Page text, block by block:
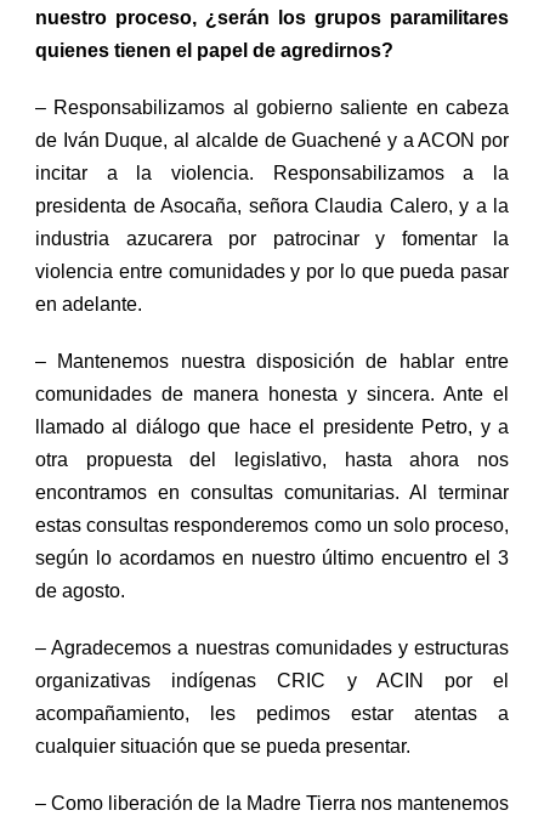
nuestro proceso, ¿serán los grupos paramilitares
quienes tienen el papel de agredirnos?
– Responsabilizamos al gobierno saliente en cabeza
de I ván Duque, al alcalde de Guachené y a ACON por
incitar a la violencia. Responsabilizamos a la
presidenta de Asocaña, señora Claudia Calero, y a la
industria azucarera por patrocinar y fomentar la
violencia entre comunidadesy por lo que pueda pasar
en adelante.
– Mantenemos nuestra disposición de hablar entre
comunidades de manera honesta y sincera. Ante el
llamado al diálogo que hace el presidente Petro, y a
otra propuesta del legislativo, hasta ahora nos
encontramos en consultas comunitarias. Al terminar
estas consultas responderemos como un solo proceso,
según lo acordamos en nuestro último encuentro el 3
de agosto.
–Agradecemos a nuestras comunidades y estructuras
organizativas indígenas CRIC y ACIN por el
acompañamiento, les pedimos estar atentas a
cualquier situación que se pueda presentar.
– Como liberación de la Madre Tierra nos mantenemos